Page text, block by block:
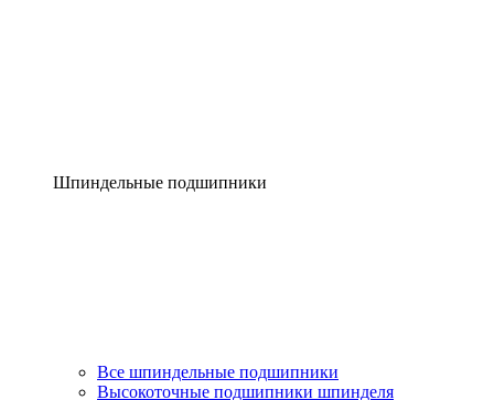
Шпиндельные подшипники
Все шпиндельные подшипники
Высокоточные подшипники шпинделя